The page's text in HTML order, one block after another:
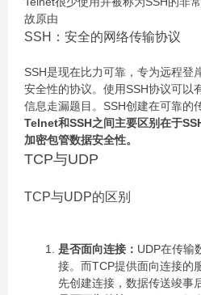
故原由
SSH：安全的网络传输协议
SSH是现在比力可靠，专为远程登
安全性的协议。使用SSH协议可以
信息走漏题目。SSH创建在可靠的
Telnet和SSH之间主要区别在于
加密包管数据安全性。
TCP与UDP
TCP与UDP的区别
是否面向连接： UDP在传输
接。而TCP提供面向连接的
先创建连接，数据传送竣事